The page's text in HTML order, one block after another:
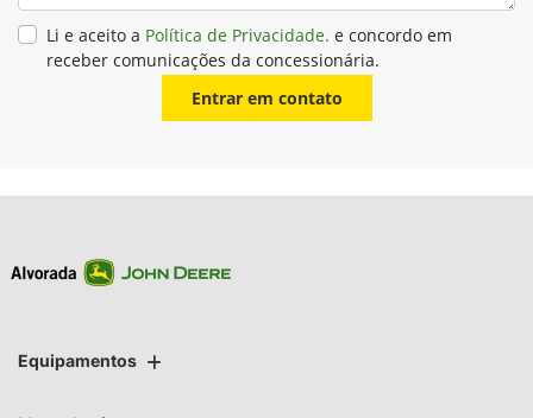
Li e aceito a Política de Privacidade. e concordo em
receber comunicações da concessionária.
Entrar em contato
Equipamentos